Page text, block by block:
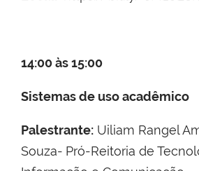
14:00 às 15:00
Sistemas de uso acadêmico
Palestrante: Uiliam Rangel
Souza- Pró-Reitoria de